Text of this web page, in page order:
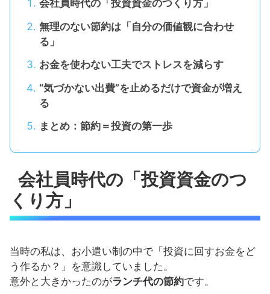
会社員時代の「投資資金のつくり方」
無理のない節約は「自分の価値観に合わせ
る」
お金を使わない工夫でストレスを減らす
“気づかない出費”を止めるだけで資金が増え
る
まとめ：節約＝投資の第一歩
会社員時代の「投資資金のつ
くり方」
当時の私は、お小遣い制の中で「投資に回すお金をど
う作るか？」を意識していました。
意外と大きかったのがランチ代の節約です。